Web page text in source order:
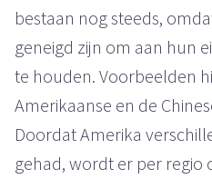
bestaan nog steeds,
geneigd zijn om aan hun
te houden. Voorbeelden
Amerikaanse en de
Doordat Amerika
gehad, wordt er per regio